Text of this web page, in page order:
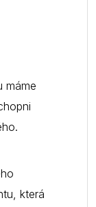
máme
která